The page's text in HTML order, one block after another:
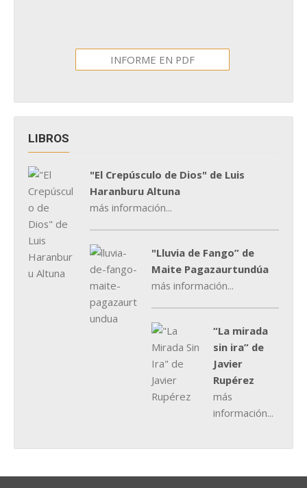
INFORME EN PDF
LIBROS
"El Crepúsculo de Dios" de Luis
Haranburu Altuna
más información...
"Lluvia de Fango” de
Maite Pagazaurtundúa
más información...
“La mirada
sin ira” de
Javier
Rupérez
más
información...